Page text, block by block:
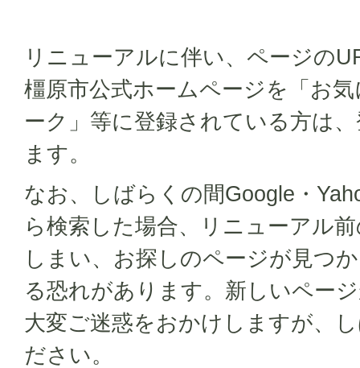
リニューアルに伴い、ページの
橿原市公式ホームページを「お
ーク」等に登録されている方は
ます。
なお、しばらくの間Google・
ら検索した場合、リニューアル
しまい、お探しのページが見つ
る恐れがあります。新しいペー
大変ご迷惑をおかけしますが、
ださい。